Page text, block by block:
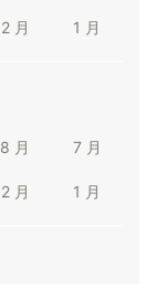
2 月 1 月
8 月 7 月
2 月 1 月